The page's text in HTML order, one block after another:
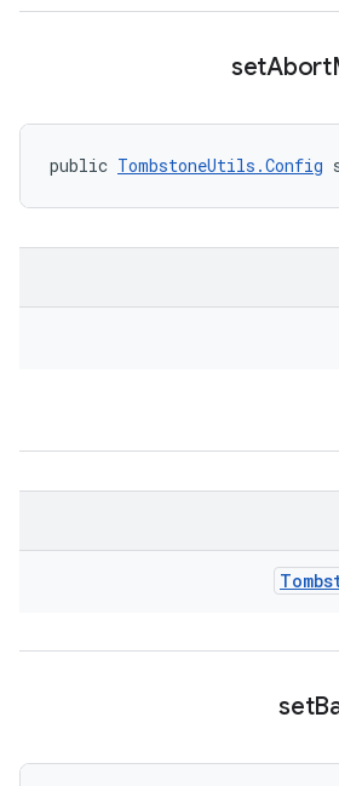
setAbort
public TombstoneUtils.Config
set